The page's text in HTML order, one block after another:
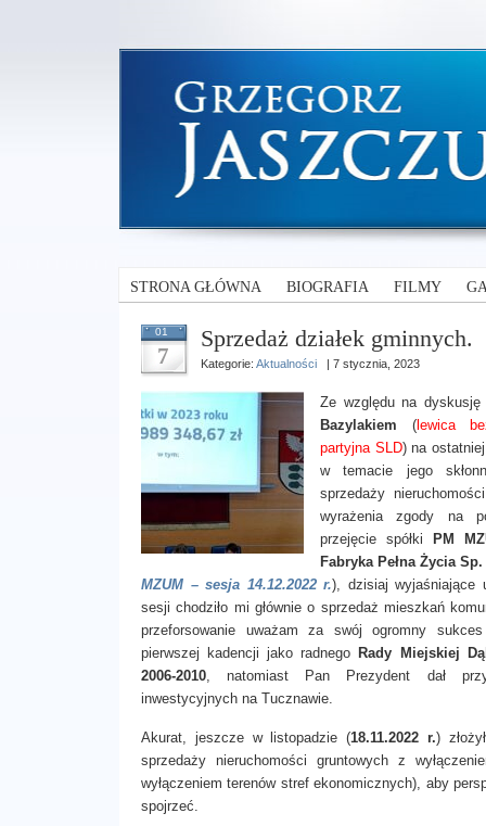
STRONA GŁÓWNA BIOGRAFIA FILMY
01
7
Sprzedaż działek gminnych.
Kategorie: Aktualności | 7 stycznia, 2023
Ze względu na
Bazylakiem (lewica
partyjna SLD) na
w temacie jego
sprzedaży
wyrażenia zgody na
przejęcie spółki
PM
Fabryka Pełna Życia
MZUM – sesja 14.12.2022 r.), dzisiaj wyjaśniające
sesji chodziło mi głównie o sprzedaż mieszkań
przeforsowanie uważam za swój ogromny
pierwszej kadencji jako radnego Rady Miejskiej
2006-2010, natomiast Pan Prezydent dał
inwestycyjnych na Tucznawie.
Akurat, jeszcze w listopadzie (18.11.2022 r.)
sprzedaży nieruchomości gruntowych z
wyłączeniem terenów stref ekonomicznych), aby
spojrzeć.